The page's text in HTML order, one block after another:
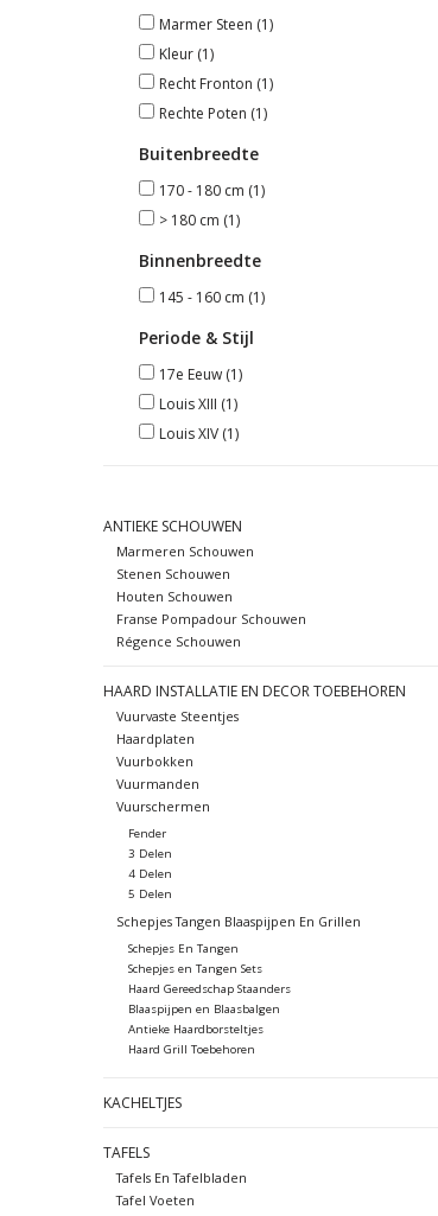
Marmer Steen (1)
Kleur (1)
Recht Fronton (1)
Rechte Poten (1)
Buitenbreedte
170 - 180 cm (1)
> 180 cm (1)
Binnenbreedte
145 - 160 cm (1)
Periode & Stijl
17e Eeuw (1)
Louis XIII (1)
Louis XIV (1)
ANTIEKE SCHOUWEN
Marmeren Schouwen
Stenen Schouwen
Houten Schouwen
Franse Pompadour Schouwen
Régence Schouwen
HAARD INSTALLATIE EN DECOR TOEBEHOREN
Vuurvaste Steentjes
Haardplaten
Vuurbokken
Vuurmanden
Vuurschermen
Fender
3 Delen
4 Delen
5 Delen
Schepjes Tangen Blaaspijpen En Grillen
Schepjes En Tangen
Schepjes en Tangen Sets
Haard Gereedschap Staanders
Blaaspijpen en Blaasbalgen
Antieke Haardborsteltjes
Haard Grill Toebehoren
KACHELTJES
TAFELS
Tafels En Tafelbladen
Tafel Voeten